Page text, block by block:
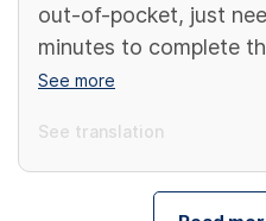
out-of-pocket, just
minutes to complete
See more
See translation